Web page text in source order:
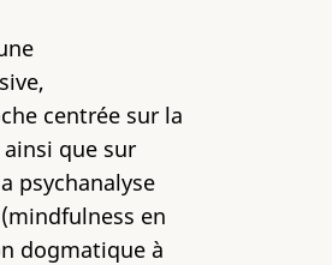
centrée sur la
que sur
psychanalyse
en
dogmatique à